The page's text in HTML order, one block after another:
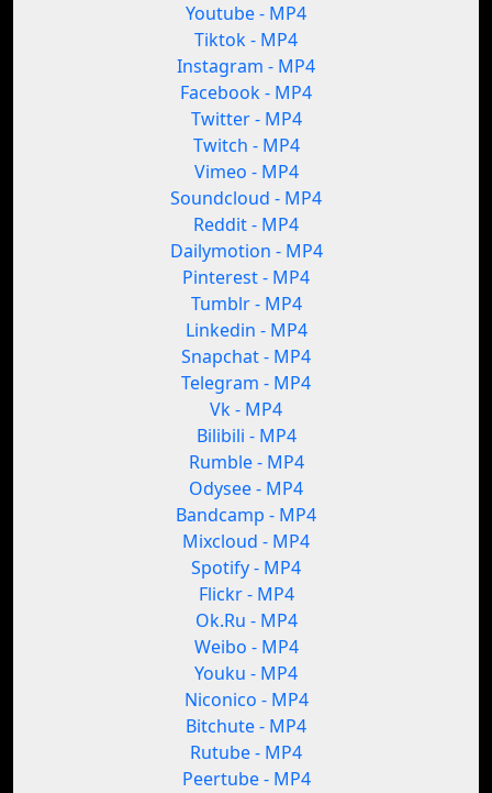
Youtube - MP4
Tiktok - MP4
Instagram - MP4
Facebook - MP4
Twitter - MP4
Twitch - MP4
Vimeo - MP4
Soundcloud - MP4
Reddit - MP4
Dailymotion - MP4
Pinterest - MP4
Tumblr - MP4
Linkedin - MP4
Snapchat - MP4
Telegram - MP4
Vk - MP4
Bilibili - MP4
Rumble - MP4
Odysee - MP4
Bandcamp - MP4
Mixcloud - MP4
Spotify - MP4
Flickr - MP4
Ok.Ru - MP4
Weibo - MP4
Youku - MP4
Niconico - MP4
Bitchute - MP4
Rutube - MP4
Peertube - MP4